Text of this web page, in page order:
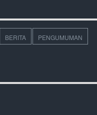
BERITA PENGUMUMAN